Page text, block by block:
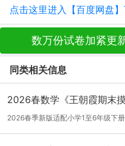
点击这里进入【百度网盘
数万份试卷加紧更
同类相关信息
2026春数学《王朝霞期末
2026春季新版适配小学1至6年级下
内含两套...[详细]